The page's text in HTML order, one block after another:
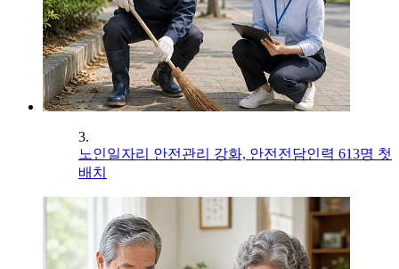
3.
노인일자리 안전관리 강화, 안전전담인력 613명 첫
배치